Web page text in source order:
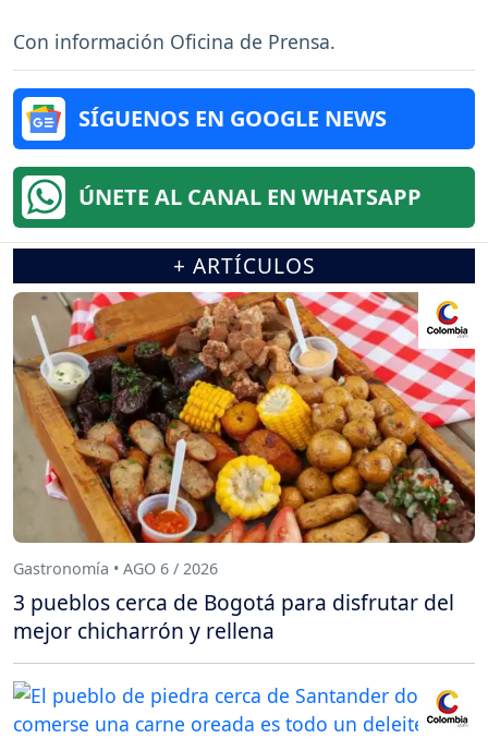
Con información Oficina de Prensa.
SÍGUENOS EN GOOGLE NEWS
ÚNETE AL CANAL EN WHATSAPP
+ ARTÍCULOS
Gastronomía • AGO 6 / 2026
3 pueblos cerca de Bogotá para disfrutar del
mejor chicharrón y rellena